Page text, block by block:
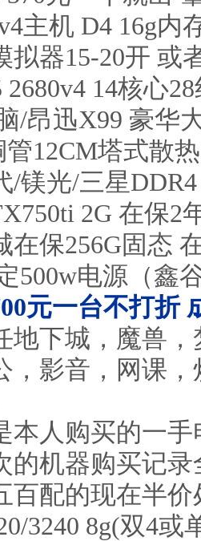
主机 D4 16g内
拟器15-20开 或
2680v4 14核心
/昂迅X99 豪华
管12CM塔式散
/镁光/三星
2G 在保2
在保256G固态
500w电源（鑫
元一台不打折
地下城，魔兽
，影音，网课
本人购买的一手
的机器购买记录
百配的现在半价
3240 8g(双4或